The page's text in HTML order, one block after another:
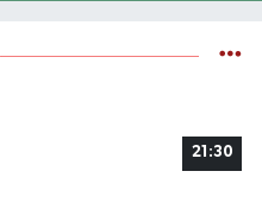
21:30